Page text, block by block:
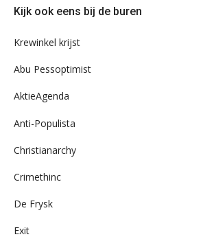
ons
Kijk ook eens bij de buren
Krewinkel krijst
Abu Pessoptimist
AktieAgenda
Anti-Populista
Christianarchy
Crimethinc
De Frysk
Exit